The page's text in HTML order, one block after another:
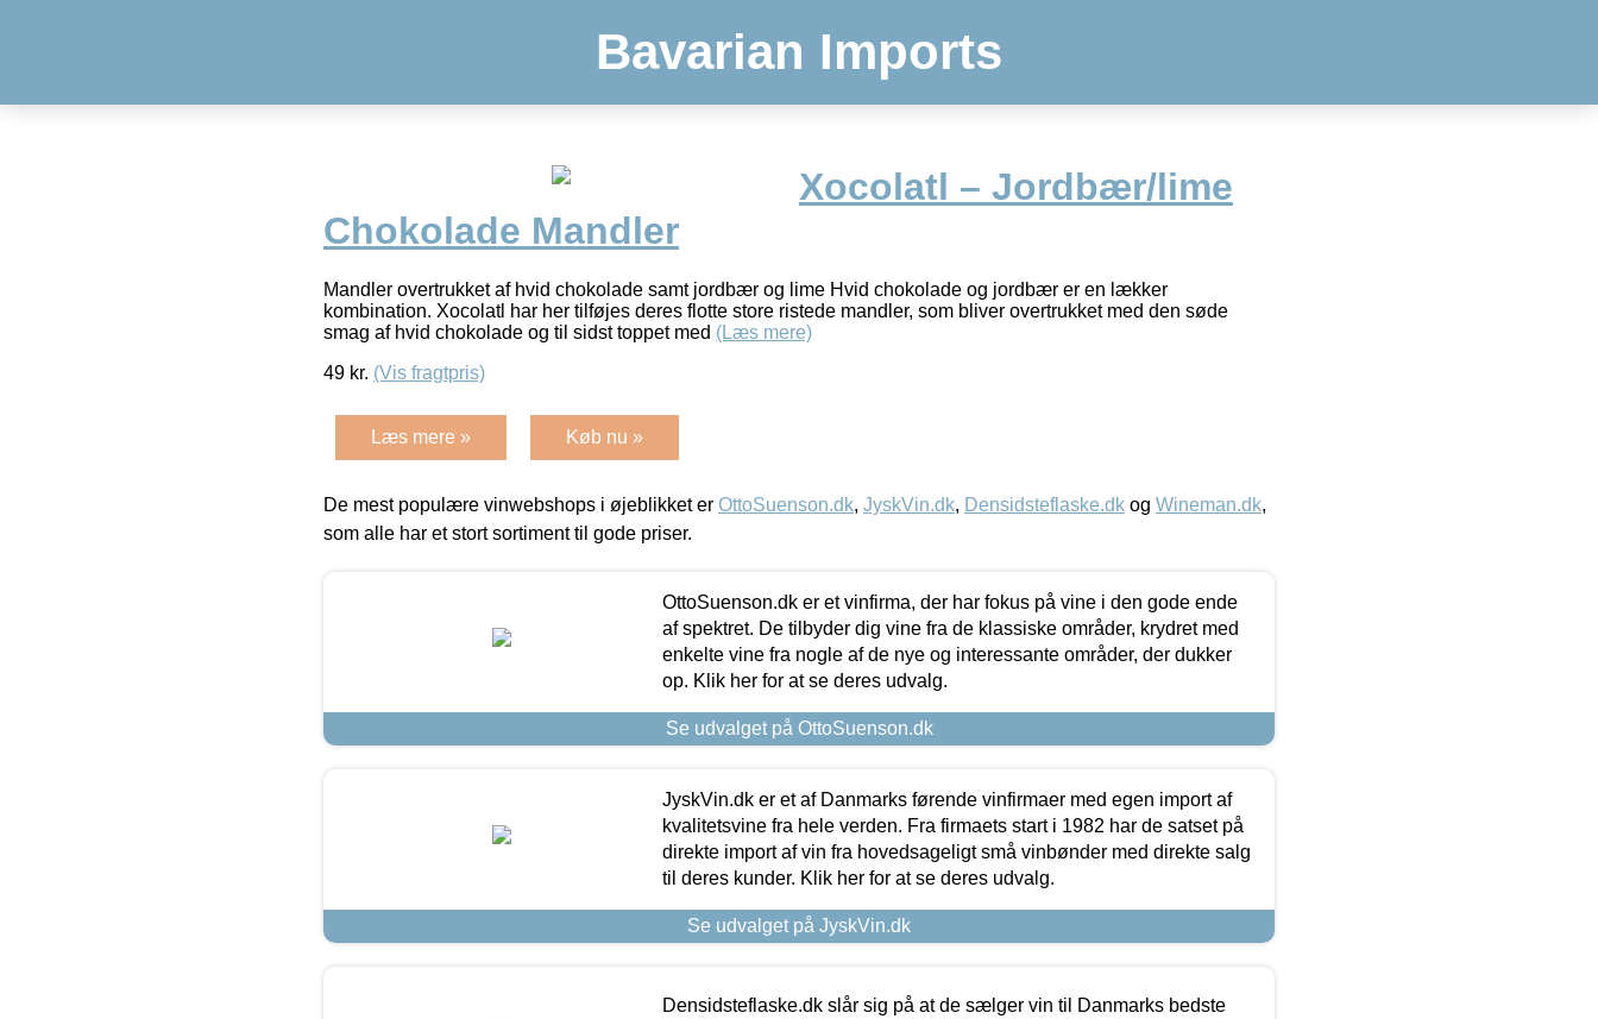
Bavarian Imports
Xocolatl – Jordbær/lime
Chokolade Mandler
Mandler overtrukket af hvid chokolade samt jordbær og lime Hvid chokolade og jordbær er en lækker
kombination. Xocolatl har her tilføjes deres flotte store ristede mandler, som bliver overtrukket med den søde
smag af hvid chokolade og til sidst toppet med (Læs mere)
49 kr. (Vis fragtpris)
Læs mere » Køb nu »
De mest populære vinwebshops i øjeblikket er OttoSuenson.dk, JyskVin.dk, Densidsteflaske.dk og Wineman.dk,
som alle har et stort sortiment til gode priser.
OttoSuenson.dk er et vinfirma, der har fokus på vine i den gode ende
af spektret. De tilbyder dig vine fra de klassiske områder, krydret med
enkelte vine fra nogle af de nye og interessante områder, der dukker
op. Klik her for at se deres udvalg.
Se udvalget på OttoSuenson.dk
JyskVin.dk er et af Danmarks førende vinfirmaer med egen import af
kvalitetsvine fra hele verden. Fra firmaets start i 1982 har de satset på
direkte import af vin fra hovedsageligt små vinbønder med direkte salg
til deres kunder. Klik her for at se deres udvalg.
Se udvalget på JyskVin.dk
Densidsteflaske.dk slår sig på at de sælger vin til Danmarks bedste